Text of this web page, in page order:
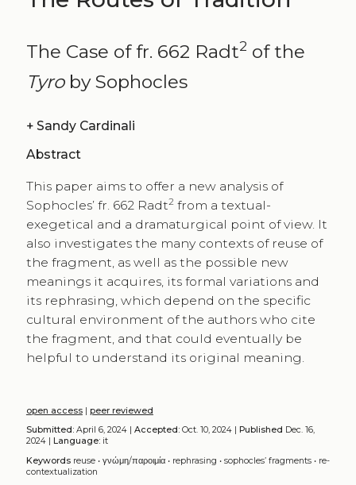
The Case of fr. 662 Radt2 of the
Tyro by Sophocles
+ Sandy Cardinali
Abstract
This paper aims to offer a new analysis of
Sophocles’ fr. 662 Radt2from a textual-
exegetical and a dramaturgical point of view. It
also investigates the many contexts of reuse of
the fragment, as well as the possible new
meanings it acquires, its formal variations and
its rephrasing, which depend on the specific
cultural environment of the authors who cite
the fragment, and that could eventually be
helpful to understand its original meaning.
open access| peer reviewed
Submitted:April 6, 2024 | Accepted:Oct. 10, 2024 | Published Dec. 16,
2024 |
Language:it
Keywords reuse• γνώμη/παροιμία• rephrasing • sophocles’ fragments• re-
contextualization